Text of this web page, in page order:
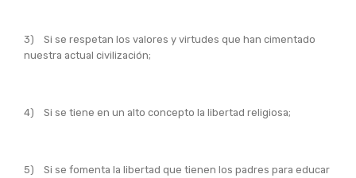
3) Si se respetan los valores y virtudes que han cimentado
nuestra actual civilización;
4) Si se tiene en un alto concepto la libertad religiosa;
5) Si se fomenta la libertad que tienen los padres para educar